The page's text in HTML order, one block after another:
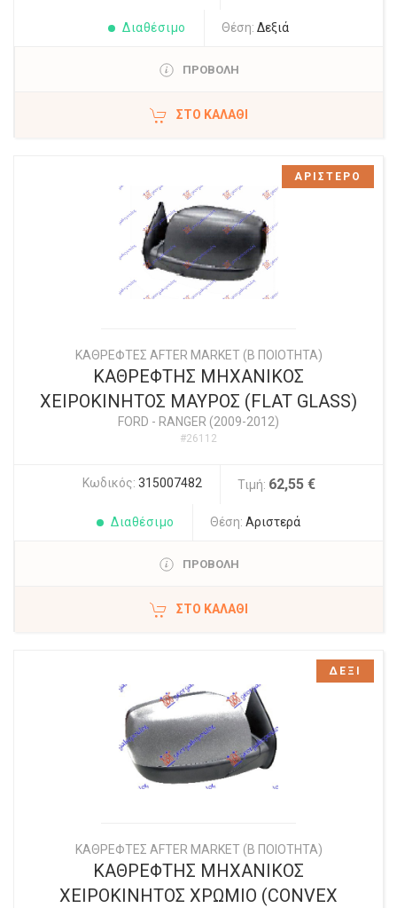
Διαθέσιμο Θέση: Δεξιά
ΠΡΟΒΟΛΗ
ΣΤΟ ΚΑΛΆΘΙ
ΚΑΘΡΕΦΤΕΣ AFTER MARKET (Β ΠΟΙΟΤΗΤΑ)
ΚΑΘΡΕΦΤΗΣ ΜΗΧΑΝΙΚΟΣ
ΧΕΙΡΟΚΙΝΗΤΟΣ ΜΑΥΡΟΣ (FLAT GLASS)
FORD - RANGER (2009-2012)
#26112
Κωδικός: 315007482 Τιμή: 62,55 €
Διαθέσιμο Θέση: Αριστερά
ΠΡΟΒΟΛΗ
ΣΤΟ ΚΑΛΆΘΙ
ΑΡΙΣΤΕΡΟ
ΚΑΘΡΕΦΤΕΣ AFTER MARKET (Β ΠΟΙΟΤΗΤΑ)
ΚΑΘΡΕΦΤΗΣ ΜΗΧΑΝΙΚΟΣ
ΧΕΙΡΟΚΙΝΗΤΟΣ ΧΡΩΜΙΟ (CONVEX
ΔΕΞΙ